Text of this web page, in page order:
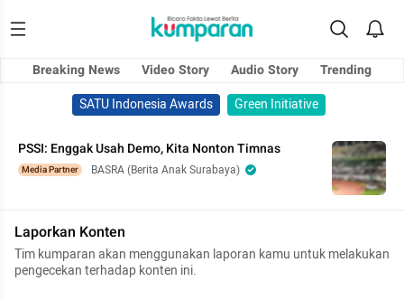
Breaking News Video Story Audio Story
Trending
SATU Indonesia Awards
Green Initiative
PSSI: Enggak Usah Demo, Kita Nonton Timnas
Media Partner BASRA (Berita Anak Surabaya)
Laporkan Konten
Tim kumparan akan menggunakan laporan kamu untuk melakukan
pengecekan terhadap konten ini.